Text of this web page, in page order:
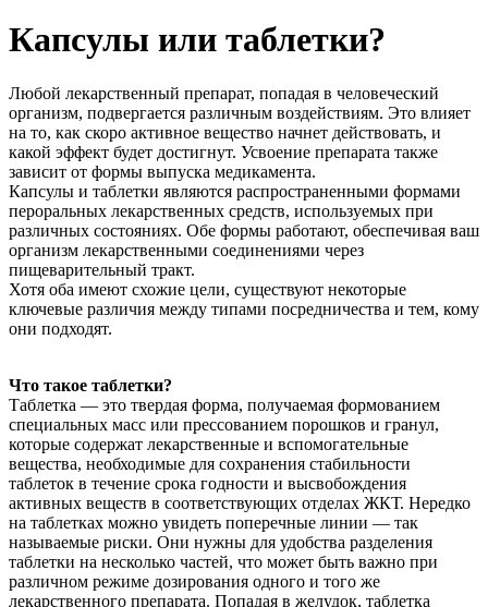
Капсулы или таблетки?
Любой лекарственный препарат, попадая в человеческий
организм, подвергается различным воздействиям. Это влияет
на то, как скоро активное вещество начнет действовать, и
какой эффект будет достигнут. Усвоение препарата также
зависит от формы выпуска медикамента.
Капсулы и таблетки являются распространенными формами
пероральных лекарственных средств, используемых при
различных состояниях. Обе формы работают, обеспечивая ваш
организм лекарственными соединениями через
пищеварительный тракт.
Хотя оба имеют схожие цели, существуют некоторые
ключевые различия между типами посредничества и тем, кому
они подходят.
Что такое таблетки?
Таблетка — это твердая форма, получаемая формованием
специальных масс или прессованием порошков и гранул,
которые содержат лекарственные и вспомогательные
вещества, необходимые для сохранения стабильности
таблеток в течение срока годности и высвобождения
активных веществ в соответствующих отделах ЖКТ. Нередко
на таблетках можно увидеть поперечные линии — так
называемые риски. Они нужны для удобства разделения
таблетки на несколько частей, что может быть важно при
различном режиме дозирования одного и того же
лекарственного препарата. Попадая в желудок, таблетка